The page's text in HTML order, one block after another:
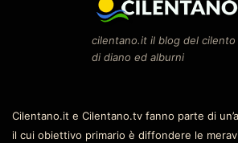
cilentano.it il blog del cilento
di diano ed alburni
Cilentano.it e Cilentano.tv fanno parte di
il cui obiettivo primario è diffondere le